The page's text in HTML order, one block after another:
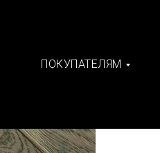
ПОКУПАТЕЛЯМ